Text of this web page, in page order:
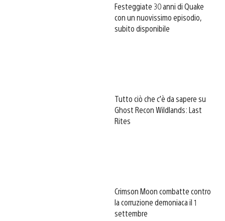
Festeggiate 30 anni di Quake
con un nuovissimo episodio,
subito disponibile
Tutto ciò che c’è da sapere su
Ghost Recon Wildlands: Last
Rites
Crimson Moon combatte contro
la corruzione demoniaca il 1
settembre